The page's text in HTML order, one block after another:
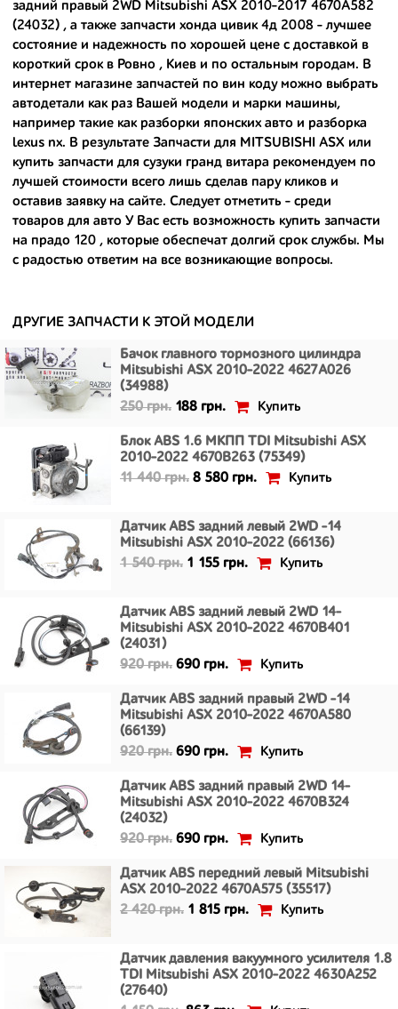
Многие наши оптовые клиенты рекомендуют именно нашу
разборку как надежного и проверенного продавца. Если вам
требуется приобрести оптовую партию деталей для японских
автомобилей, то консультанты нашего интернет-магазина
подберут вам товар и укомплектуют партию. Также мы поможем с
правильным выбором по каталогу автозапчастей.
Купить комплектующие для авто с разборки – хорошее решение.
Ведь наши запчасти:
- доступные по цене;
- сняты только с автомобилей, которые ездили по превосходным
европейским и японским дорогам;
задний правый 2WD Mitsubishi ASX 2010-2017 4670A582
(24032) , а также запчасти хонда цивик 4д 2008 - лучшее
состояние и надежность по хорошей цене с доставкой в
короткий срок в Ровно , Киев и по остальным городам. В
интернет магазине запчастей по вин коду можно выбрать
автодетали как раз Вашей модели и марки машины,
например такие как разборки японских авто и разборка
lexus nx. В результате Запчасти для MITSUBISHI ASX или
купить запчасти для сузуки гранд витара рекомендуем по
лучшей стоимости всего лишь сделав пару кликов и
оставив заявку на сайте. Следует отметить - среди
товаров для авто У Вас есть возможность купить запчасти
на прадо 120 , которые обеспечат долгий срок службы. Мы
с радостью ответим на все возникающие вопросы.
ДРУГИЕ ЗАПЧАСТИ К ЭТОЙ МОДЕЛИ
Бачок главного тормозного цилиндра
Mitsubishi ASX 2010-2022 4627A026
(34988)
250 грн. 188 грн. Купить
Блок ABS 1.6 МКПП TDI Mitsubishi ASX
2010-2022 4670B263 (75349)
11 440 грн. 8 580 грн. Купить
Датчик ABS задний левый 2WD -14
Mitsubishi ASX 2010-2022 (66136)
1 540 грн. 1 155 грн. Купить
Датчик ABS задний левый 2WD 14-
Mitsubishi ASX 2010-2022 4670B401
(24031)
920 грн. 690 грн. Купить
Датчик ABS задний правый 2WD -14
Mitsubishi ASX 2010-2022 4670A580
(66139)
920 грн. 690 грн. Купить
Датчик ABS задний правый 2WD 14-
Mitsubishi ASX 2010-2022 4670B324
(24032)
920 грн. 690 грн. Купить
Датчик ABS передний левый Mitsubishi
ASX 2010-2022 4670A575 (35517)
2 420 грн. 1 815 грн. Купить
Датчик давления вакуумного усилителя 1.8
TDI Mitsubishi ASX 2010-2022 4630A252
(27640)